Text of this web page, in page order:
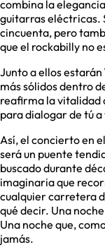
combina la
guitarras eléctricas.
cincuenta, pero
que el rockabilly no
Junto a ellos estarán
más sólidos dentro
reafirma la vitalidad
para dialogar de tú
Así, el concierto en
será un puente
buscado durante
imaginaria que
cualquier carretera
qué decir. Una
Una noche que,
jamás.